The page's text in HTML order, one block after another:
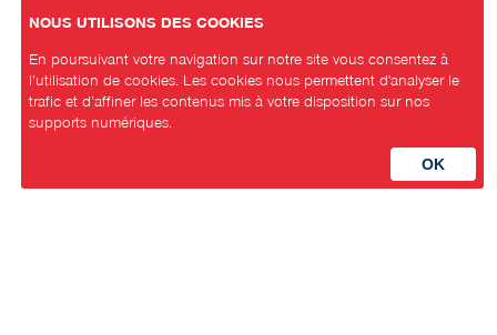
NOUS UTILISONS DES COOKIES
En poursuivant votre navigation sur notre site vous consentez à
l’utilisation de cookies. Les cookies nous permettent d'analyser le
trafic et d’affiner les contenus mis à votre disposition sur nos
supports numériques.